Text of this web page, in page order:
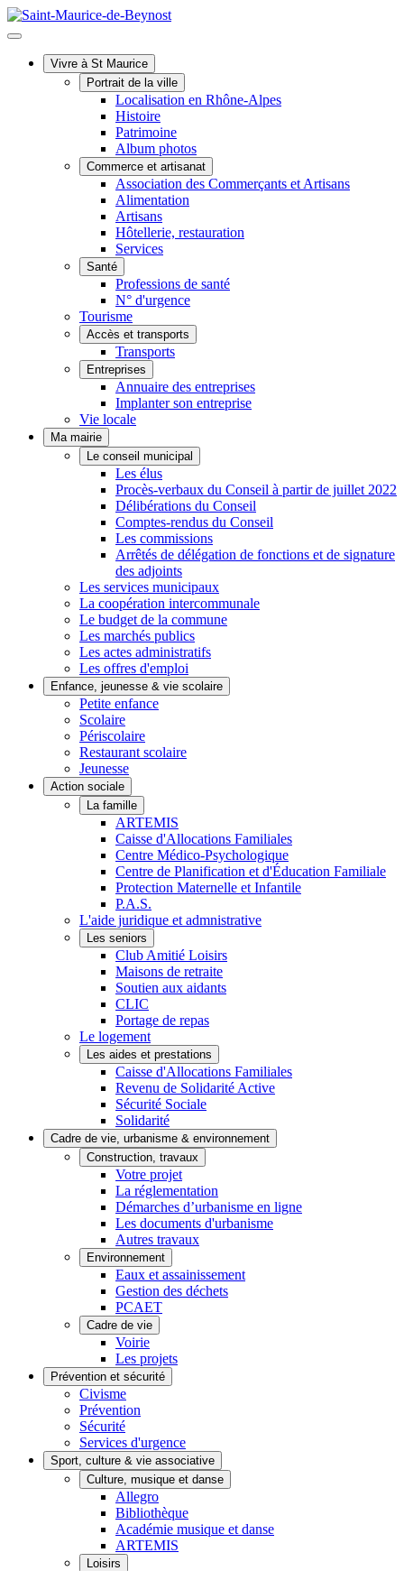
Vivre à St Maurice
Portrait de la ville
Localisation en Rhône-Alpes
Histoire
Patrimoine
Album photos
Commerce et artisanat
Association des Commerçants et Artisans
Alimentation
Artisans
Hôtellerie, restauration
Services
Santé
Professions de santé
N° d'urgence
Tourisme
Accès et transports
Transports
Entreprises
Annuaire des entreprises
Implanter son entreprise
Vie locale
Ma mairie
Le conseil municipal
Les élus
Procès-verbaux du Conseil à partir de juillet 2022
Délibérations du Conseil
Comptes-rendus du Conseil
Les commissions
Arrêtés de délégation de fonctions et de signature
des adjoints
Les services municipaux
La coopération intercommunale
Le budget de la commune
Les marchés publics
Les actes administratifs
Les offres d'emploi
Enfance, jeunesse & vie scolaire
Petite enfance
Scolaire
Périscolaire
Restaurant scolaire
Jeunesse
Action sociale
La famille
ARTEMIS
Caisse d'Allocations Familiales
Centre Médico-Psychologique
Centre de Planification et d'Éducation Familiale
Protection Maternelle et Infantile
P.A.S.
L'aide juridique et admnistrative
Les seniors
Club Amitié Loisirs
Maisons de retraite
Soutien aux aidants
CLIC
Portage de repas
Le logement
Les aides et prestations
Caisse d'Allocations Familiales
Revenu de Solidarité Active
Sécurité Sociale
Solidarité
Cadre de vie, urbanisme & environnement
Construction, travaux
Votre projet
La réglementation
Démarches d’urbanisme en ligne
Les documents d'urbanisme
Autres travaux
Environnement
Eaux et assainissement
Gestion des déchets
PCAET
Cadre de vie
Voirie
Les projets
Prévention et sécurité
Civisme
Prévention
Sécurité
Services d'urgence
Sport, culture & vie associative
Culture, musique et danse
Allegro
Bibliothèque
Académie musique et danse
ARTEMIS
Loisirs